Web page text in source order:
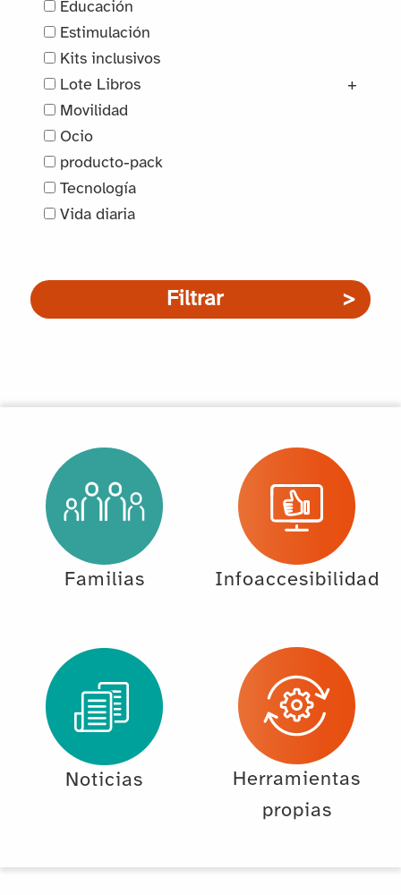
Educación
Estimulación
Kits inclusivos
Lote Libros
+
Movilidad
Ocio
producto-pack
Tecnología
Vida diaria
Filtrar
Familias Infoaccesibilidad
Noticias
Herramientas
propias